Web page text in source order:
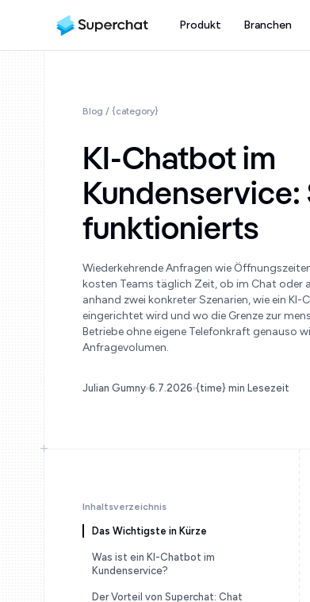
Produkt Branchen
Blog / {category}
KI-Chatbot im
Kundenservice:
funktionierts
Wiederkehrende Anfragen wie
kosten Teams täglich Zeit, ob im Chat oder
anhand zwei konkreter Szenarien, wie ein
eingerichtet wird und wo die Grenze zur
Betriebe ohne eigene Telefonkraft genauso
Anfragevolumen.
Julian Gumny 6.7.2026 {time} min Lesezeit
Inhaltsverzeichnis
Das Wichtigste in Kürze
Was ist ein KI-Chatbot im
Kundenservice?
Der Vorteil von Superchat: Chat